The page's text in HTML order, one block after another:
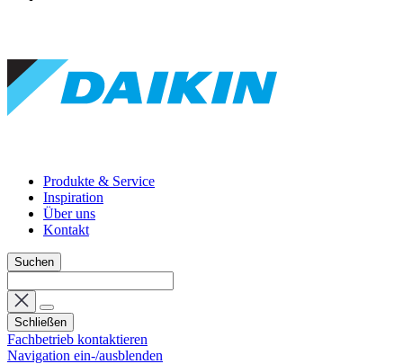
Produkte & Service
Inspiration
Über uns
Kontakt
Suchen
Schließen
Fachbetrieb kontaktieren
Navigation ein-/ausblenden